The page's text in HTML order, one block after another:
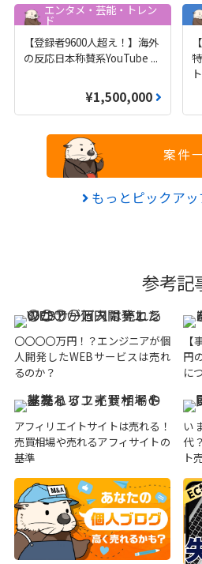
エンタメ・芸能・トレン
ド
【登録者9600人超え！】海外
の反応日本称賛系YouTube ...
¥1,500,000
案件
もっとピックア
参考記
〇〇〇〇万円！？エンジニアが個
人開発したWEBサービスは売れ
るのか？
円
に
アフィリエイトサイトは売れる！
売買相場や売れるアフィサイトの
基準
い
代
ト